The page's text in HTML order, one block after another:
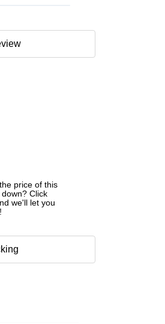
price of this
Click
we'll let you